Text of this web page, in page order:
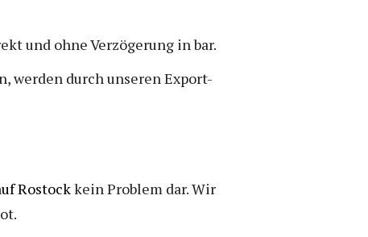
und ohne Verzögerung in bar.
werden durch unseren Export-
Rostockkein Problem dar. Wir